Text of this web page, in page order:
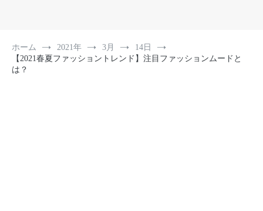
ホーム 2021年 3月
14日
【2021春夏ファッショントレンド】注目ファッションムードと
は？